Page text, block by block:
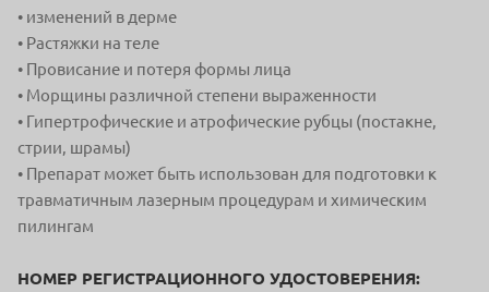
• изменений в дерме
• Растяжки на теле
• Провисание и потеря формы лица
• Морщины различной степени выраженности
• Гипертрофические и атрофические рубцы (постакне,
стрии, шрамы)
• Препарат может быть использован для подготовки к
травматичным лазерным процедурам и химическим
пилингам
НОМЕР РЕГИСТРАЦИОННОГО УДОСТОВЕРЕНИЯ: